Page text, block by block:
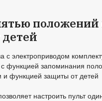
положений
с электроприводом
функцией запоминания
и функцией защиты от детей
настроить пульт